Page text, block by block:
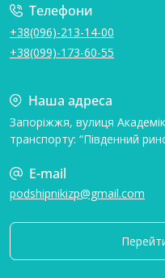
Телефони
+38(096)-213-14-00
+38(099)-173-60-55
Наша адреса
Запоріжжя, вулиця
транспорту: “Південний
E-mail
podshipnikizp@gmail.com